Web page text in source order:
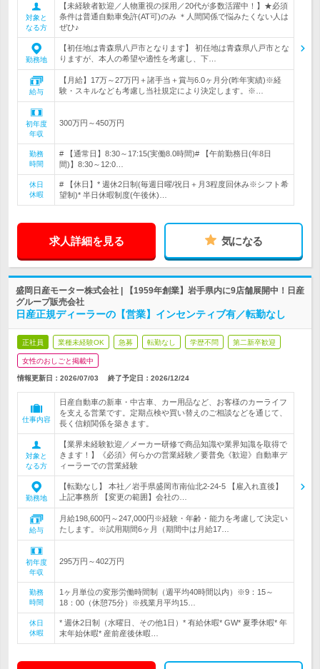
対象と
なる方
【未経験者歓迎／人物重視の採用／20代が多数活躍中！】★必須
条件は普通自動車免許(AT可)のみ ＊人間関係で悩みたくない人は
ぜひ♪
勤務地
【初任地は青森県八戸市となります】 初任地は青森県八戸市とな
りますが、本人の希望や適性を考慮し、下…
給与
【月給】17万～27万円＋諸手当＋賞与6.0ヶ月分(昨年実績)※経
験・スキルなども考慮し当社規定により決定します。※…
初年度
年収
300万円～450万円
勤務
時間
# 【通常日】8:30～17:15(実働8.0時間)# 【午前勤務日(年8日
間)】8:30～12:0…
休日
休暇
# 【休日】* 週休2日制(毎週日曜/祝日＋月3程度回休み※シフト希
望制)* 半日休暇制度(午後休)…
求人詳細を見る 気になる
盛岡日産モーター株式会社 | 【1959年創業】岩手県内に9店舗展開中！日産
グループ販売会社
日産正規ディーラーの【営業】インセンティブ有／転勤なし
正社員 業種未経験OK 急募 転勤なし 学歴不問 第二新卒歓迎
女性のおしごと掲載中
情報更新日：2026/07/03 終了予定日： 2026/12/24
仕事内容
日産自動車の新車・中古車、カー用品など、お客様のカーライフ
を支える営業です。定期点検や買い替えのご相談などを通じて、
長く信頼関係を築きます。
対象と
なる方
【業界未経験歓迎／メーカー研修で商品知識や業界知識を取得で
きます！】《必須》何らかの営業経験／要普免《歓迎》自動車デ
ィーラーでの営業経験
勤務地
【転勤なし】 本社／岩手県盛岡市南仙北2-24-5 【雇入れ直後】
上記事務所 【変更の範囲】会社の…
給与
月給198,600円～247,000円※経験・年齢・能力を考慮して決定い
たします。※試用期間6ヶ月（期間中は月給17…
初年度
年収
295万円～402万円
勤務
時間
1ヶ月単位の変形労働時間制（週平均40時間以内）※9：15～
18：00（休憩75分）※残業月平均15…
休日
休暇
* 週休2日制（水曜日、その他1日）* 有給休暇* GW* 夏季休暇* 年
末年始休暇* 産前産後休暇…